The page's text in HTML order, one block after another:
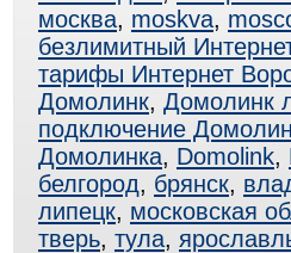
москва, moskva,
безлимитный
тарифы Интернет
Домолинк, Домолинк
подключение
Домолинка, Domolink,
белгород, брянск,
липецк, московская
тверь, тула,